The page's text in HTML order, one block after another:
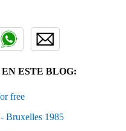
ESTE BLOG:
free
Bruxelles 1985